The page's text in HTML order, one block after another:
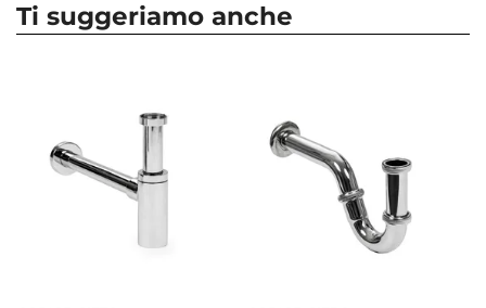
Altezza
Struttura
Cassetti
Ti suggeriamo anche